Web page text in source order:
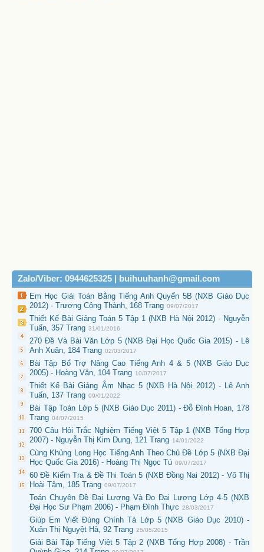
Zalo/Viber: 0944625325 | buihuuhanh@gmail.com
Em Học Giải Toán Bằng Tiếng Anh Quyển 5B (NXB Giáo Dục
2012) - Trương Công Thành, 168 Trang 09/07/2017
Thiết Kế Bài Giảng Toán 5 Tập 1 (NXB Hà Nội 2012) - Nguyễn
Tuấn, 357 Trang 31/01/2016
270 Đề Và Bài Văn Lớp 5 (NXB Đại Học Quốc Gia 2015) - Lê
Anh Xuân, 184 Trang 02/03/2017
Bài Tập Bổ Trợ Nâng Cao Tiếng Anh 4 & 5 (NXB Giáo Dục
2005) - Hoàng Văn, 104 Trang 10/07/2017
Thiết Kế Bài Giảng Âm Nhạc 5 (NXB Hà Nội 2012) - Lê Anh
Tuấn, 137 Trang 09/01/2022
Bài Tập Toán Lớp 5 (NXB Giáo Dục 2011) - Đỗ Đình Hoan, 178
Trang 04/07/2015
700 Câu Hỏi Trắc Nghiệm Tiếng Việt 5 Tập 1 (NXB Tổng Hợp
2007) - Nguyễn Thị Kim Dung, 121 Trang 14/01/2022
Cùng Khủng Long Học Tiếng Anh Theo Chủ Đề Lớp 5 (NXB Đại
Học Quốc Gia 2016) - Hoàng Thị Ngọc Tú 09/07/2017
60 Đề Kiểm Tra & Đề Thi Toán 5 (NXB Đồng Nai 2012) - Võ Thị
Hoài Tâm, 185 Trang 09/07/2017
Toán Chuyên Đề Đại Lượng Và Đo Đại Lượng Lớp 4-5 (NXB
Đại Học Sư Phạm 2006) - Phạm Đình Thực 28/03/2017
Giúp Em Viết Đúng Chính Tả Lớp 5 (NXB Giáo Dục 2010) -
Xuân Thị Nguyệt Hà, 92 Trang 25/05/2015
Giải Bài Tập Tiếng Việt 5 Tập 2 (NXB Tổng Hợp 2008) - Trần